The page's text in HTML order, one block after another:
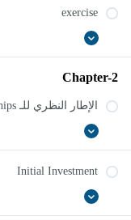
exercise
عرض
الكل
exercise
Chapter-2
الإطار النظري للـ Partnerships
عرض
الكل
الإطار
النظري
Partnerships
Initial Investment
عرض
الكل
Initial
Investment